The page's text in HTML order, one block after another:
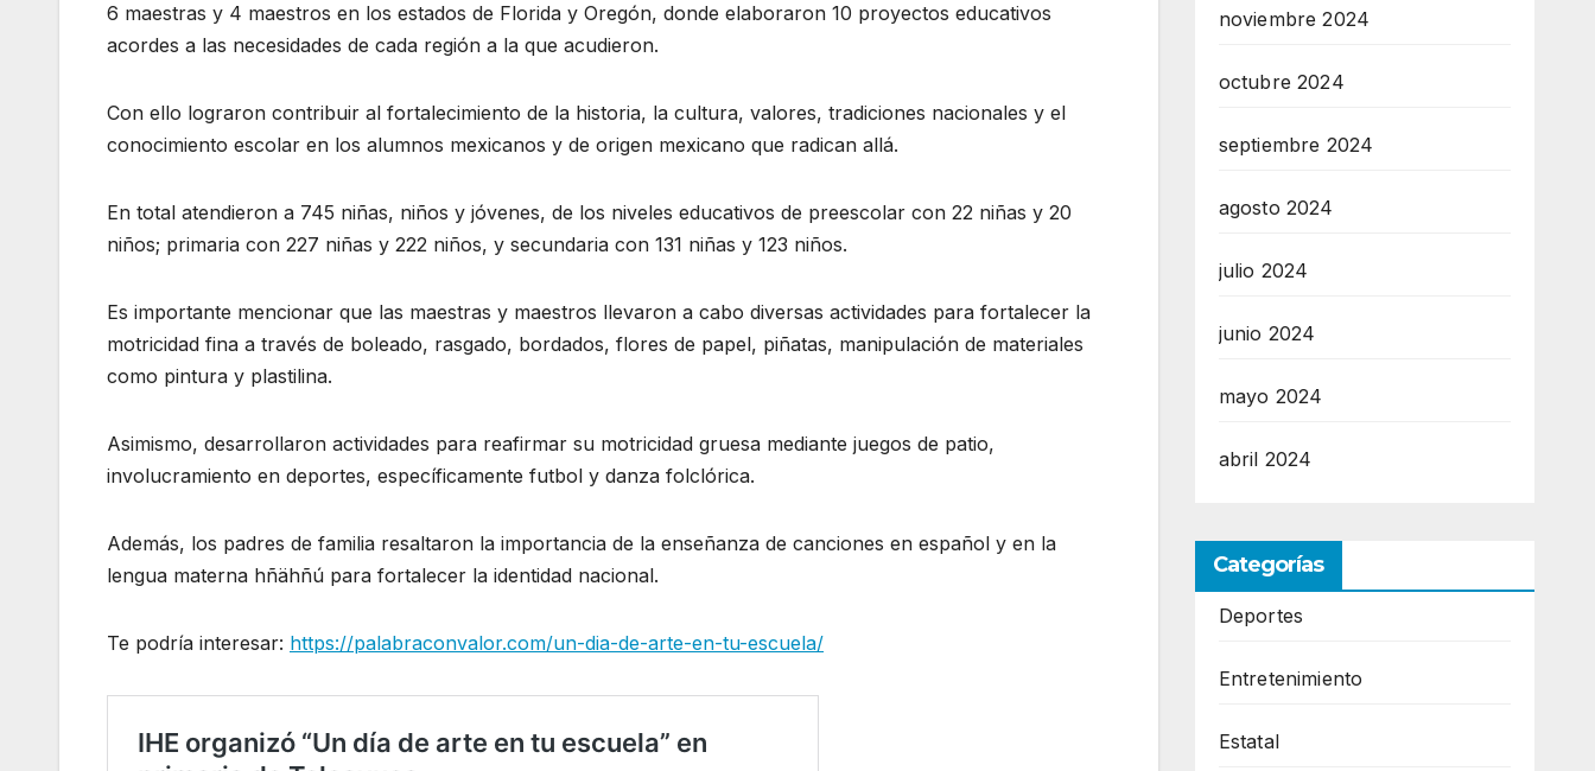
6 maestras y 4 maestros en los estados de Florida y Oregón, donde elaboraron 10 proyectos educativos
acordes a las necesidades de cada región a la que acudieron.
Con ello lograron contribuir al fortalecimiento de la historia, la cultura, valores, tradiciones nacionales y el
conocimiento escolar en los alumnos mexicanos y de origen mexicano que radican allá.
En total atendieron a 745 niñas, niños y jóvenes, de los niveles educativos de preescolar con 22 niñas y 20
niños; primaria con 227 niñas y 222 niños, y secundaria con 131 niñas y 123 niños.
Es importante mencionar que las maestras y maestros llevaron a cabo diversas actividades para fortalecer la
motricidad fina a través de boleado, rasgado, bordados, flores de papel, piñatas, manipulación de materiales
como pintura y plastilina.
Asimismo, desarrollaron actividades para reafirmar su motricidad gruesa mediante juegos de patio,
involucramiento en deportes, específicamente futbol y danza folclórica.
Además, los padres de familia resaltaron la importancia de la enseñanza de canciones en español y en la
lengua materna hñähñú para fortalecer la identidad nacional.
Te podría interesar: https://palabraconvalor.com/un-dia-de-arte-en-tu-escuela/
noviembre 2024
octubre 2024
septiembre 2024
agosto 2024
julio 2024
junio 2024
mayo 2024
abril 2024
Categorías
Deportes
Entretenimiento
Estatal